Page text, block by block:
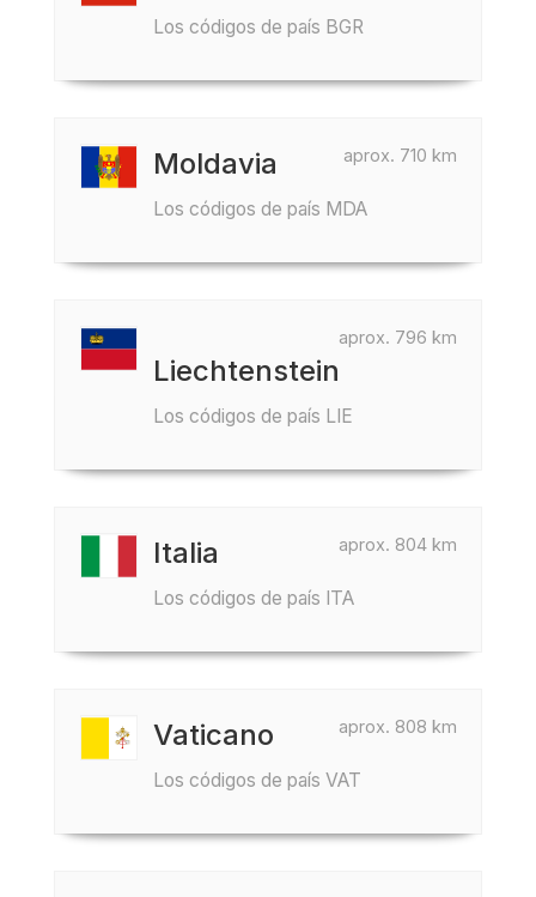
Los códigos de país BGR
aprox. 710 km
Moldavia
Los códigos de país MDA
aprox. 796 km
Liechtenstein
Los códigos de país LIE
aprox. 804 km
Italia
Los códigos de país ITA
aprox. 808 km
Vaticano
Los códigos de país VAT